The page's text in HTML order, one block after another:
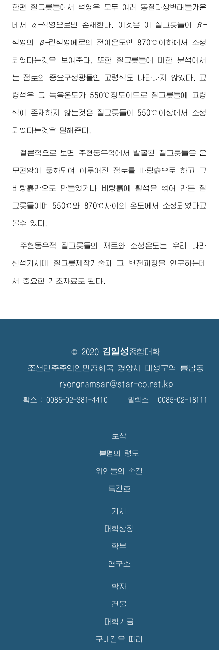
한편 질그릇들에서 석영은 모두 여러 동질다상변태들가운
데서 α-석영으로만 존재한다. 이것은 이 질그릇들이 β-
석영의 β-린석영에로의 전이온도인 870℃이하에서 소성
되였다는것을 보여준다. 또한 질그릇들에 대한 분석에서
는 점토의 중요구성광물인 고령석도 나타나지 않았다. 고
령석은 그 녹음온도가 550℃정도이므로 질그릇들에 고령
석이 존재하지 않는것은 질그릇들이 550℃이상에서 소성
되였다는것을 말해준다.
결론적으로 보면 주현동유적에서 발굴된 질그릇들은 운
모편암이 풍화되여 이루어진 점토를 바탕흙으로 하고 그
바탕흙만으로 만들었거나 바탕흙에 활석을 섞어 만든 질
그릇들이며 550℃와 870℃사이의 온도에서 소성되였다고
볼수 있다.
주현동유적 질그릇들의 재료와 소성온도는 우리 나라
신석기시대 질그릇제작기술과 그 변천과정을 연구하는데
서 중요한 기초자료로 된다.
© 2020 김일성종합대학
조선민주주의인민공화국 평양시 대성구역 룡남동
ryongnamsan@star-co.net.kp
확스 : 0085-02-381-4410 텔렉스 : 0085-02-18111
로작
불멸의 령도
위인들의 손길
특간호
기사
대학상징
학부
연구소
학자
건물
대학기금
구내길을 따라